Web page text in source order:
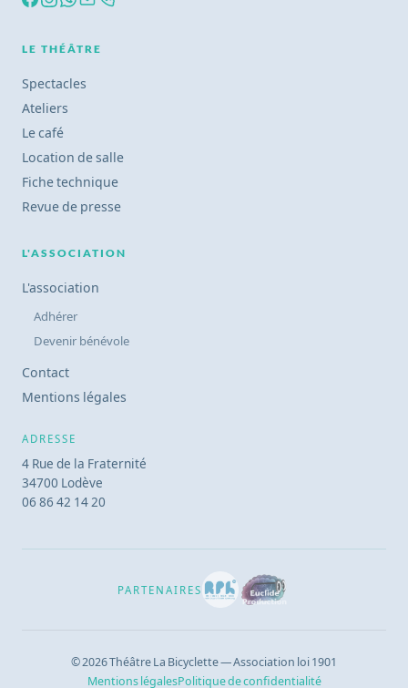
LE THÉÂTRE
Spectacles
Ateliers
Le café
Location de salle
Fiche technique
Revue de presse
L'ASSOCIATION
L'association
Adhérer
Devenir bénévole
Contact
Mentions légales
ADRESSE
4 Rue de la Fraternité
34700 Lodève
06 86 42 14 20
PARTENAIRES
© 2026 Théâtre La Bicyclette — Association loi 1901
Mentions légalesPolitique de confidentialité